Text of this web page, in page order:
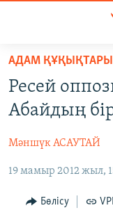
Skip
main
content
to
Navigation
САЯСАТ
ҚАҢТАР ОҚИҒАСЫ
АДАМ
ӘЛЕУМЕТ
АДАМ ҚҰҚЫҚТАРЫ
Ресей
Абайдың
Мәншүк АСАУТАЙ
19 мамыр 2012 жыл,
Бөлісу